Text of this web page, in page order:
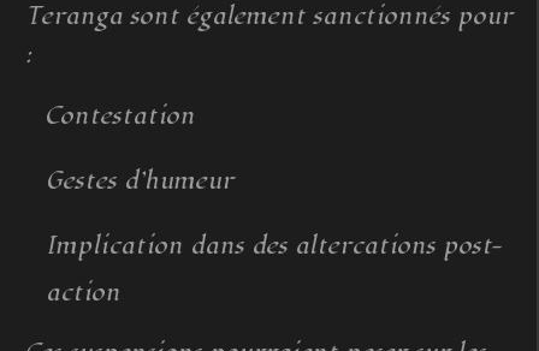
Teranga sont également sanctionnés pour
:
Contestation
Gestes d’humeur
Implication dans des altercations post-
action